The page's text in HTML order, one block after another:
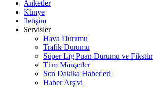
Anketler
Künye
İletişim
Servisler
Hava Durumu
Trafik Durumu
Süper Lig Puan Durumu ve Fikstür
Tüm Manşetler
Son Dakika Haberleri
Haber Arşivi